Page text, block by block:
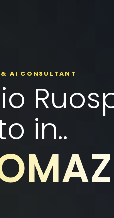
& AI CONSULTANT
in..
|